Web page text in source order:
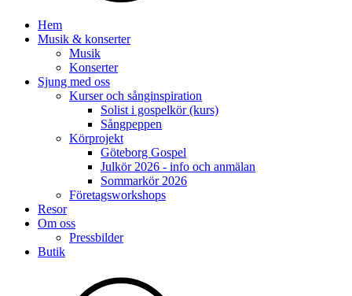
Hem
Musik & konserter
Musik
Konserter
Sjung med oss
Kurser och sånginspiration
Solist i gospelkör (kurs)
Sångpeppen
Körprojekt
Göteborg Gospel
Julkör 2026 - info och anmälan
Sommarkör 2026
Företagsworkshops
Resor
Om oss
Pressbilder
Butik